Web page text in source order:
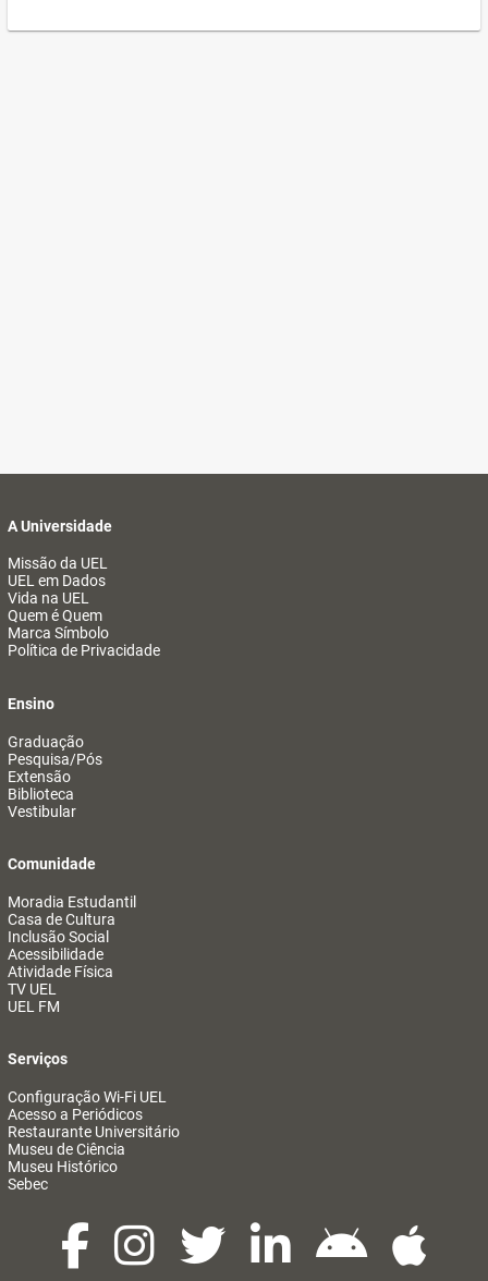
A Universidade
Missão da UEL
UEL em Dados
Vida na UEL
Quem é Quem
Marca Símbolo
Política de Privacidade
Ensino
Graduação
Pesquisa/Pós
Extensão
Biblioteca
Vestibular
Comunidade
Moradia Estudantil
Casa de Cultura
Inclusão Social
Acessibilidade
Atividade Física
TV UEL
UEL FM
Serviços
Configuração Wi-Fi UEL
Acesso a Periódicos
Restaurante Universitário
Museu de Ciência
Museu Histórico
Sebec